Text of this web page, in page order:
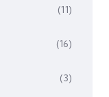
(11)
(16)
(3)